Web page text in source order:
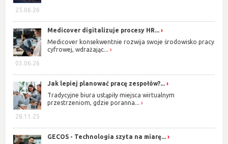
25.06.26
03.06.26
Medicover digitalizuje procesy HR...
Medicover konsekwentnie rozwija swoje środowisko pracy
cyfrowej, wdrażając...
28.11.25
Jak lepiej planować pracę zespołów?...
Tradycyjne biura ustąpiły miejsca wirtualnym
przestrzeniom, gdzie poranna...
GECOS - Technologia szyta na miarę...